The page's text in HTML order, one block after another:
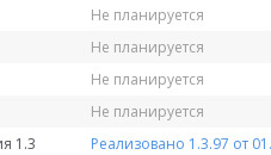
Не планируется
Не планируется
Не планируется
Не планируется
1.3
Реализовано 1.3.97 от